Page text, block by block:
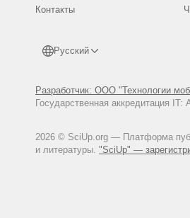
Контакты
Русский
Разработчик: ООО "Технологии
Государственная аккредитация
2026 © SciUp.org — Платформа
и литературы. "SciUp" —